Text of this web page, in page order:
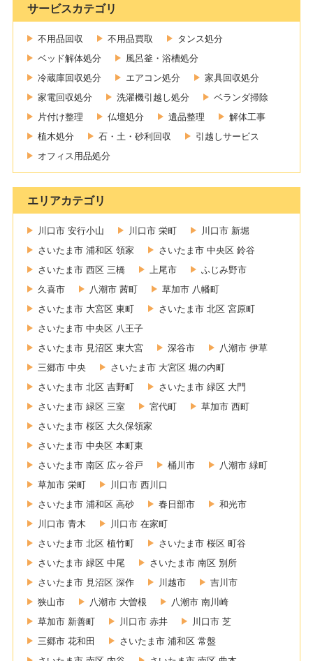
サービスカテゴリ
不用品回収 不用品買取
タンス処分
ベッド解体処分
風呂釜・浴槽処分
冷蔵庫回収処分
エアコン処分
家具回収処分
家電回収処分
洗濯機引越し処分
ベランダ掃除
片付け整理
仏壇処分 遺品整理
解体工事
植木処分
石・土・砂利回収
引越しサービス
オフィス用品処分
エリアカテゴリ
川口市 安行小山 川口市 栄町
川口市 新堀
さいたま市 浦和区 領家
さいたま市 中央区 鈴谷
さいたま市 西区 三橋
上尾市
ふじみ野市
久喜市
八潮市 茜町
草加市 八幡町
さいたま市 大宮区 東町
さいたま市 北区 宮原町
さいたま市 中央区 八王子
さいたま市 見沼区 東大宮
深谷市
八潮市 伊草
三郷市 中央
さいたま市 大宮区 堀の内町
さいたま市 北区 吉野町
さいたま市 緑区 大門
さいたま市 緑区 三室
宮代町
草加市 西町
さいたま市 桜区 大久保領家
さいたま市 中央区 本町東
さいたま市 南区 広ヶ谷戸
桶川市
八潮市 緑町
草加市 栄町
川口市 西川口
さいたま市 浦和区 高砂
春日部市
和光市
川口市 青木
川口市 在家町
さいたま市 北区 植竹町
さいたま市 桜区 町谷
さいたま市 緑区 中尾
さいたま市 南区 別所
さいたま市 見沼区 深作
川越市
吉川市
狭山市
八潮市 大曽根
八潮市 南川崎
草加市 新善町
川口市 赤井
川口市 芝
三郷市 花和田
さいたま市 浦和区 常盤